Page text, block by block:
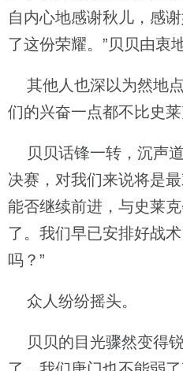
自内心地感谢秋儿，感
了这份荣耀。”贝贝由衷
其他人也深以为然地
们的兴奋一点都不比史莱
贝贝话锋一转，沉声
决赛，对我们来说将是
能否继续前进，与史莱
了。我们早已安排好战
吗？”
众人纷纷摇头。
贝贝的目光骤然变得